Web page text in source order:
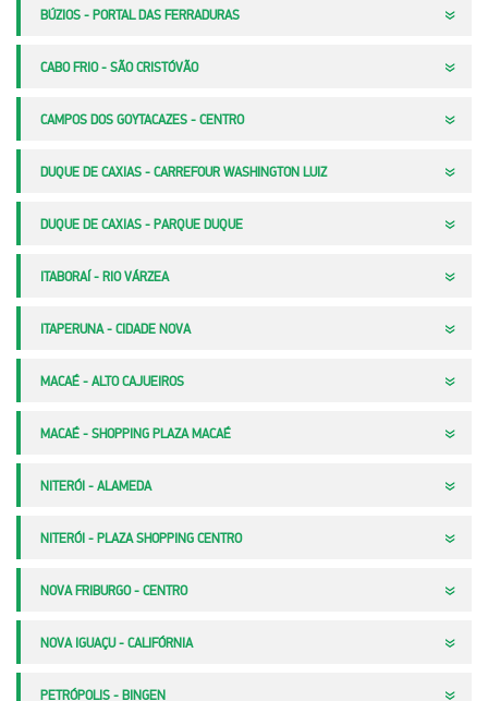
BÚZIOS - PORTAL DAS FERRADURAS
CABO FRIO - SÃO CRISTÓVÃO
CAMPOS DOS GOYTACAZES - CENTRO
DUQUE DE CAXIAS - CARREFOUR WASHINGTON LUIZ
DUQUE DE CAXIAS - PARQUE DUQUE
ITABORAÍ - RIO VÁRZEA
ITAPERUNA - CIDADE NOVA
MACAÉ - ALTO CAJUEIROS
MACAÉ - SHOPPING PLAZA MACAÉ
NITERÓI - ALAMEDA
NITERÓI - PLAZA SHOPPING CENTRO
NOVA FRIBURGO - CENTRO
NOVA IGUAÇU - CALIFÓRNIA
PETRÓPOLIS - BINGEN